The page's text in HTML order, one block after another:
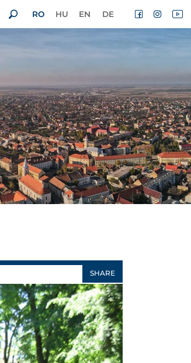
RO HU EN DE
SHARE